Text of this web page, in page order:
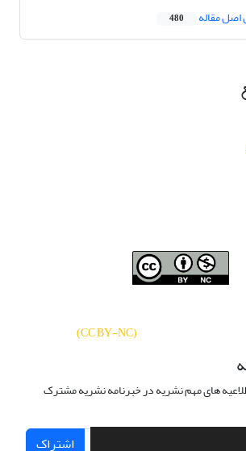
اصل مقاله 480
(
CC BY-NC
)
های مهم نشریه در خبرنامه نشریه مشترک
اشتراک